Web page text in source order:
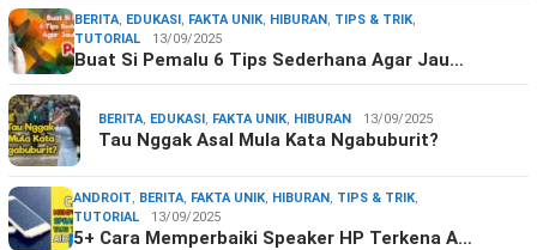
BERITA, EDUKASI, FAKTA UNIK, HIBURAN, TIPS & TRIK,
TUTORIAL
13/09/2025
Buat Si Pemalu 6 Tips Sederhana Agar Jau…
BERITA, EDUKASI, FAKTA UNIK, HIBURAN 13/09/2025
Tau Nggak Asal Mula Kata Ngabuburit?
ANDROIT, BERITA, FAKTA UNIK, HIBURAN, TIPS & TRIK,
TUTORIAL
13/09/2025
5+ Cara Memperbaiki Speaker HP Terkena A…